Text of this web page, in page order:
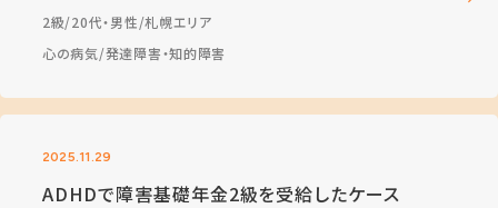
2級 20代・男性 札幌エリア
心の病気 発達障害・知的障害
2025.11.29
ADHDで障害基礎年金2級を受給したケース